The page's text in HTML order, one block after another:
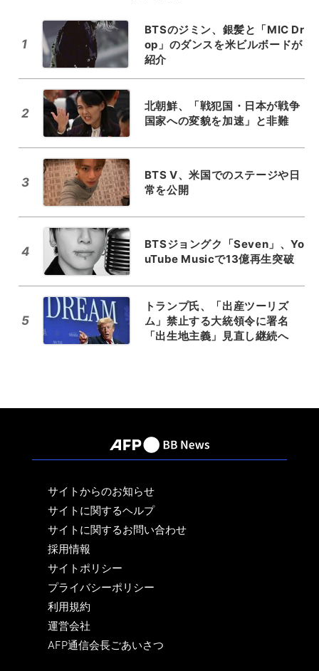
1
BTSのジミン、銀髪と「MIC Dr
op」のダンスを米ビルボードが
紹介
2
北朝鮮、「戦犯国・日本が戦争
国家への変貌を加速」と非難
3
BTS V、米国でのステージや日
常を公開
4
BTSジョングク「Seven」、Yo
uTube Musicで13億再生突破
5
トランプ氏、「出産ツーリズ
ム」禁止する大統領令に署名
「出生地主義」見直し継続へ
サイトからのお知らせ
サイトに関するヘルプ
サイトに関するお問い合わせ
採用情報
サイトポリシー
プライバシーポリシー
利用規約
運営会社
AFP通信会長ごあいさつ